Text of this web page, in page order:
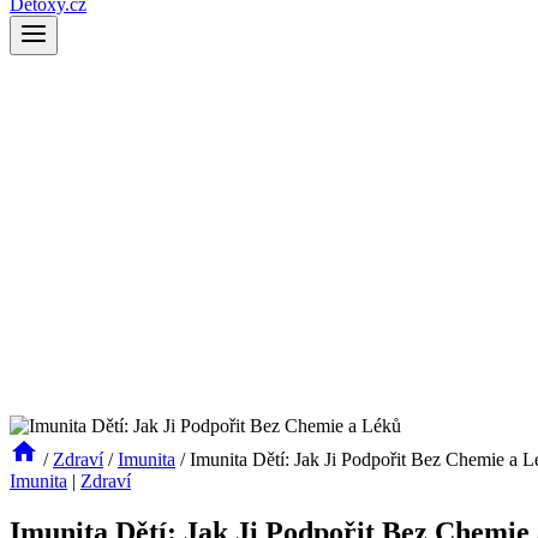
Detoxy.cz
/ Zdraví / Imunita / Imunita Dětí: Jak Ji Podpořit Bez Chemie a
Imunita | Zdraví